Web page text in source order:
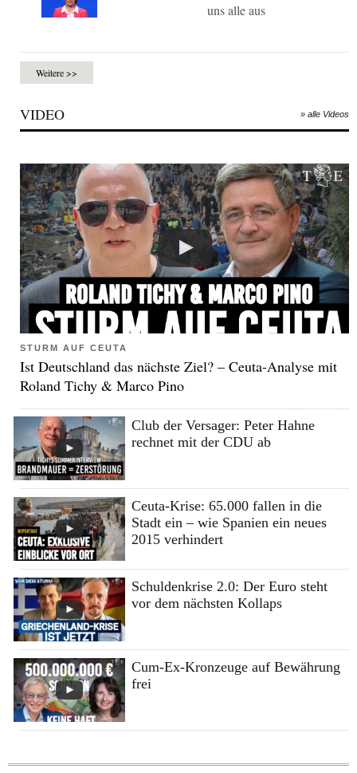
uns alle aus
Weitere >>
VIDEO » alle Videos
STURM AUF CEUTA
Ist Deutschland das nächste Ziel? – Ceuta-Analyse mit
Roland Tichy & Marco Pino
Club der Versager: Peter Hahne
rechnet mit der CDU ab
Ceuta-Krise: 65.000 fallen in die
Stadt ein – wie Spanien ein neues
2015 verhindert
Schuldenkrise 2.0: Der Euro steht
vor dem nächsten Kollaps
Cum-Ex-Kronzeuge auf Bewährung
frei